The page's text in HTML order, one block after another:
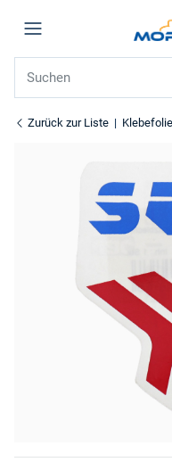
Zurück zur Liste